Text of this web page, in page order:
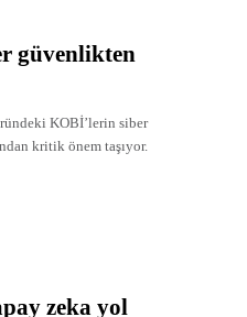
KOBİ’lerin siber
kritik önem taşıyor.
zeka yol